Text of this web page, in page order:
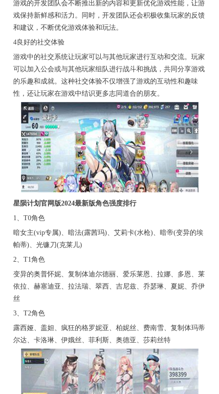
游戏的开发团队会不断推出新的内容和更新优化游戏性能，让游
戏保持新鲜感和活力。同时，开发团队还会积极收集玩家的反馈
和建议，不断优化游戏体验和玩法。
4良好的社交体验
游戏中的社交系统让玩家可以与其他玩家进行互动和交流。玩家
可以加入公会或与其他玩家组队进行战斗和挑战，共同分享游戏
的乐趣和成就。这种社交体验不仅增强了游戏的互动性和趣味
性，还让玩家在游戏中结识更多志同道合的朋友。
星陨计划官网版2024最新版角色强度排行
1、T0角色
暗女主(vip专属)、暗法(露茜玛)、艾莉卡(水枪)、暗帝(变异的埃
帕蒂)、光镰刀(克莱儿)
2、T1角色
变异的奥普怀妮、复制体迪尔德丽、爱乐莱恩、拉娜、多恩、莱
依拉、赫塞迪亚、拉法瑞、翠西、吉尼兹、乔瑟琳、夏妮、乔伊
丝
3、T2角色
露西娅、盖妲、疯狂的格罗妮亚、柏妮丝、费南雪、复制体玛蒂
尔达、卡洛琳、伊娥丝、菲利斯、奥德亚、莎莉丝特